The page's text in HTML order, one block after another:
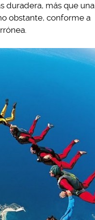
duradera, más que una
obstante, conforme a